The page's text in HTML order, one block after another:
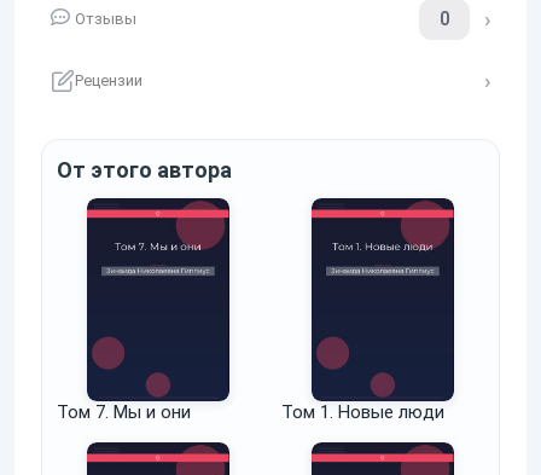
Отзывы 0
Рецензии
От этого автора
Том 7. Мы и они Том 1. Новые люди